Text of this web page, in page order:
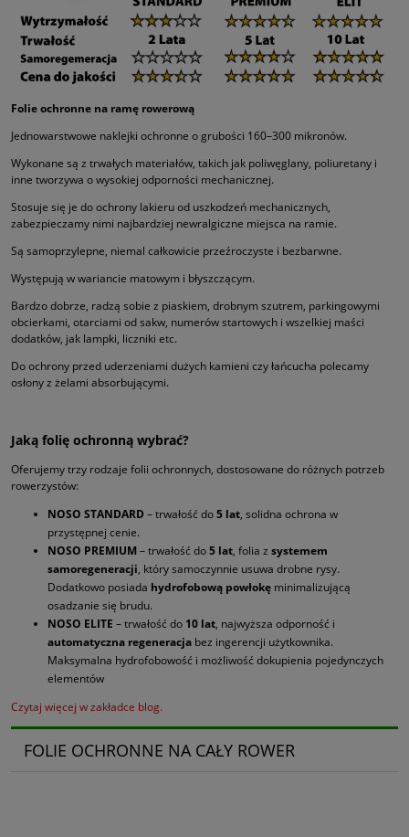
Folie ochronne na ramę rowerową
Jednowarstwowe naklejki ochronne o grubości 160–300 mikronów.
Wykonane są z trwałych materiałów, takich jak poliwęglany, poliuretany i
inne tworzywa o wysokiej odporności mechanicznej.
Stosuje się je do ochrony lakieru od uszkodzeń mechanicznych,
zabezpieczamy nimi najbardziej newralgiczne miejsca na ramie.
Są samoprzylepne, niemal całkowicie przeźroczyste i bezbarwne.
Występują w wariancie matowym i błyszczącym.
Bardzo dobrze, radzą sobie z piaskiem, drobnym szutrem, parkingowymi
obcierkami, otarciami od sakw, numerów startowych i wszelkiej maści
dodatków, jak lampki, liczniki etc.
Do ochrony przed uderzeniami dużych kamieni czy łańcucha polecamy
osłony z żelami absorbującymi.
Jaką folię ochronną wybrać?
Oferujemy trzy rodzaje folii ochronnych, dostosowane do różnych potrzeb
rowerzystów:
NOSO STANDARD – trwałość do5 lat, solidna ochrona w
przystępnej cenie.
NOSO PREMIUM– trwałość do5 lat, folia z systemem
samoregeneracji, który samoczynnie usuwa drobne rysy.
Dodatkowo posiada hydrofobową powłokę minimalizującą
osadzanie się brudu.
NOSO ELITE – trwałość do 10 lat, najwyższa odporność i
automatyczna regeneracja bez ingerencji użytkownika.
Maksymalna hydrofobowość i możliwość dokupienia pojedynczych
elementów
Czytaj więcej w zakładce blog.
FOLIE OCHRONNE NA CAŁY ROWER